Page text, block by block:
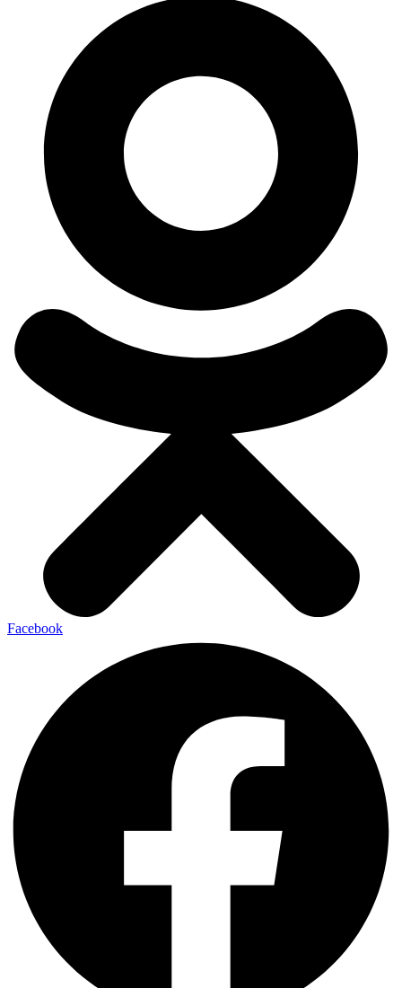
Facebook